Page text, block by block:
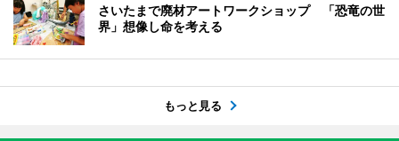
さいたまで廃材アートワークショップ 「恐竜の世
界」想像し命を考える
もっと見る